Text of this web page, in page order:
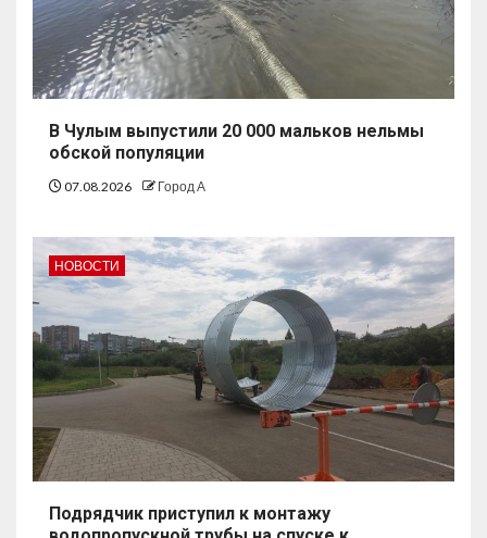
В Чулым выпустили 20 000 мальков нельмы
обской популяции
07.08.2026 Город А
НОВОСТИ
Подрядчик приступил к монтажу